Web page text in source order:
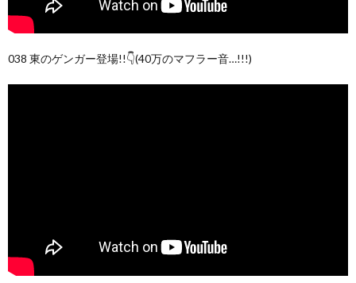
038 東のゲンガー登場!!👇(40万のマフラー音…!!!)